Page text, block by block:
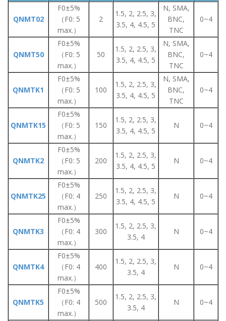
QNMT02
F0±5%
（F0: 5
max.）
2
1.5, 2, 2.5, 3,
3.5, 4, 4.5, 5
N, SMA,
BNC,
TNC
0~4
QNMT50
F0±5%
（F0: 5
max.）
50
1.5, 2, 2.5, 3,
3.5, 4, 4.5, 5
N, SMA,
BNC,
TNC
0~4
QNMTK1
F0±5%
（F0: 5
max.）
100
1.5, 2, 2.5, 3,
3.5, 4, 4.5, 5
N, SMA,
BNC,
TNC
0~4
QNMTK15
F0±5%
（F0: 5
max.）
150
1.5, 2, 2.5, 3,
3.5, 4, 4.5, 5
N 0~4
QNMTK2
F0±5%
（F0: 5
max.）
200
1.5, 2, 2.5, 3,
3.5, 4, 4.5, 5
N 0~4
QNMTK25
F0±5%
（F0: 4
max.）
250
1.5, 2, 2.5, 3,
3.5, 4, 4.5, 5
N 0~4
QNMTK3
F0±5%
（F0: 4
max.）
300
1.5, 2, 2.5, 3,
3.5, 4
N 0~4
QNMTK4
F0±5%
（F0: 4
max.）
400
1.5, 2, 2.5, 3,
3.5, 4
N 0~4
QNMTK5
F0±5%
（F0: 4
max.）
500
1.5, 2, 2.5, 3,
3.5, 4
N 0~4